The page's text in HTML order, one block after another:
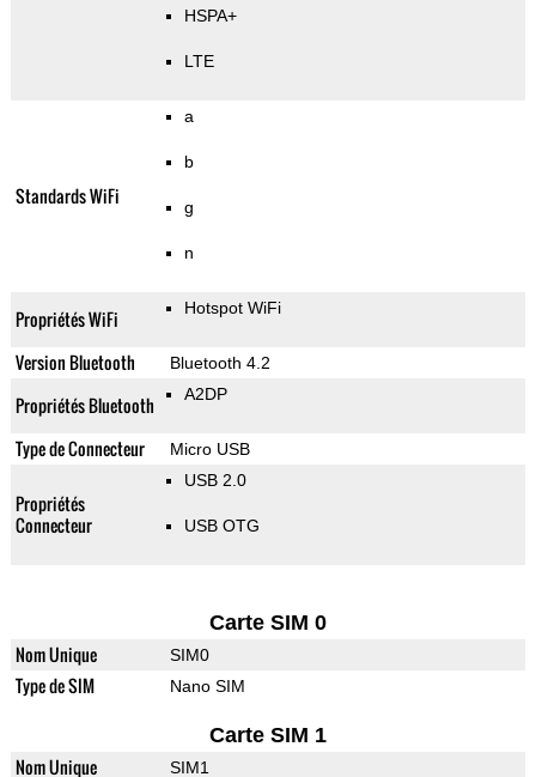
HSPA+
LTE
Standards WiFi
a
b
g
n
Propriétés WiFi Hotspot WiFi
Version Bluetooth Bluetooth 4.2
Propriétés Bluetooth A2DP
Type de Connecteur Micro USB
Propriétés
Connecteur
USB 2.0
USB OTG
Carte SIM 0
Nom Unique SIM0
Type de SIM Nano SIM
Carte SIM 1
Nom Unique SIM1